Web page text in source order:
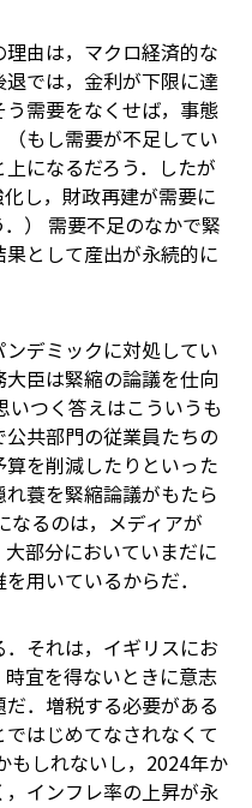
由は，マクロ経済的な
では，金利が下限に達
需要をなくせば，事態
もし需要が不足してい
になるだろう．したが
し，財政再建が需要に
） 需要不足のなかで緊
として産出が永続的に
デミックに対処してい
臣は緊縮の論議を仕向
いつく答えはこういうも
公共部門の従業員たちの
を削減したりといった
蓑を緊縮論議がもたら
なるのは，メディアが
大部分においていまだに
用いているからだ．
それは，イギリスにお
宜を得ないときに意志
．増税する必要がある
はじめてなされなくて
もしれないし，2024年か
インフレ率の上昇が永